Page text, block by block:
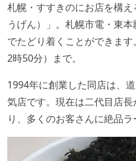
札幌・すすきのにお店を構
うげん）」。札幌市電・東
でたどり着くことができま
2時50分）まで。
1994年に創業した同店は、
気店です。現在は二代目店
り、多くのお客さんに絶品ラ